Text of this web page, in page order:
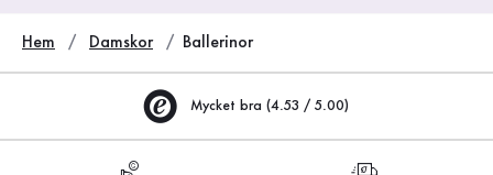
Hem Damskor Ballerinor
Mycket bra (4.53 / 5.00)